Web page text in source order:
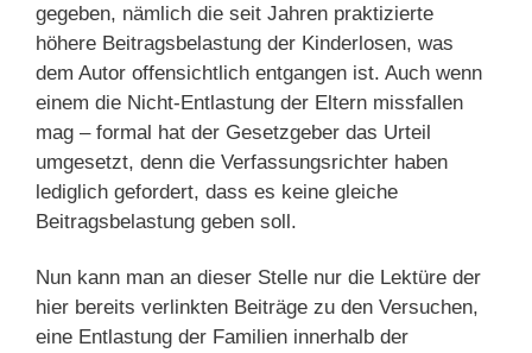
gegeben, nämlich die seit Jahren praktizierte
höhere Beitragsbelastung der Kinderlosen, was
dem Autor offensichtlich entgangen ist. Auch wenn
einem die Nicht-Entlastung der Eltern missfallen
mag – formal hat der Gesetzgeber das Urteil
umgesetzt, denn die Verfassungsrichter haben
lediglich gefordert, dass es keine gleiche
Beitragsbelastung geben soll.
Nun kann man an dieser Stelle nur die Lektüre der
hier bereits verlinkten Beiträge zu den Versuchen,
eine Entlastung der Familien innerhalb der